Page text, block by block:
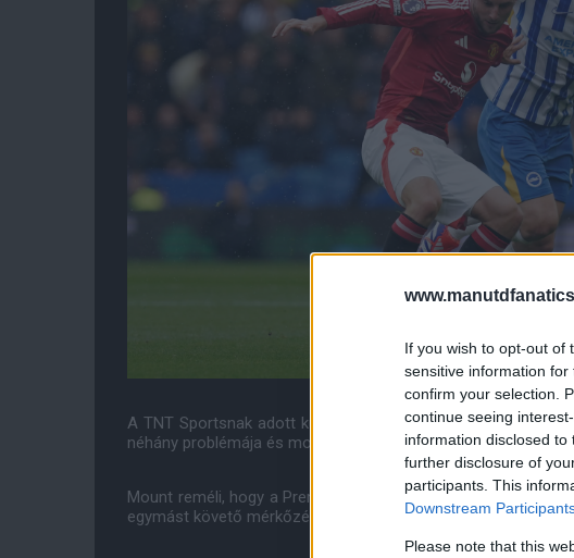
If you wish to opt-out of
sensitive information
confirm your selection.
continue seeing
information disclosed
further disclosure of
participants. This
Downstream
Please note that this
A TNT Sportsnak adott külön interjúban a menedzser
néhány problémája és most is előjött valami. Ismerjük Mason
Mount reméli, hogy a Premier League-ben a Liverpool ellen
egymást követő mérkőzésén is bevethető lesz.